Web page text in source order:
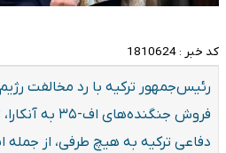
کد خبر : 1810624
رئیس‌جمهور ترکیه با رد مخالفت
فروش
دفاعی ترکیه به هیچ طرفی، از جمله